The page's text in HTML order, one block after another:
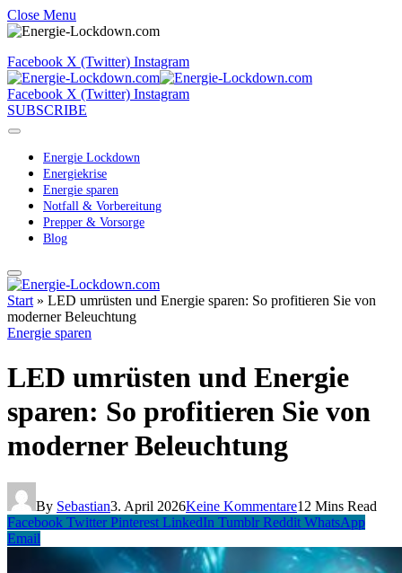
Close Menu
Facebook X (Twitter) Instagram
Facebook X (Twitter) Instagram
SUBSCRIBE
Energie Lockdown
Energiekrise
Energie sparen
Notfall & Vorbereitung
Prepper & Vorsorge
Blog
Start » LED umrüsten und Energie sparen: So profitieren Sie von
moderner Beleuchtung
Energie sparen
LED umrüsten und Energie
sparen: So profitieren Sie von
moderner Beleuchtung
By Sebastian3. April 2026Keine Kommentare12 Mins Read
Facebook Twitter Pinterest LinkedIn Tumblr Reddit WhatsApp
Email